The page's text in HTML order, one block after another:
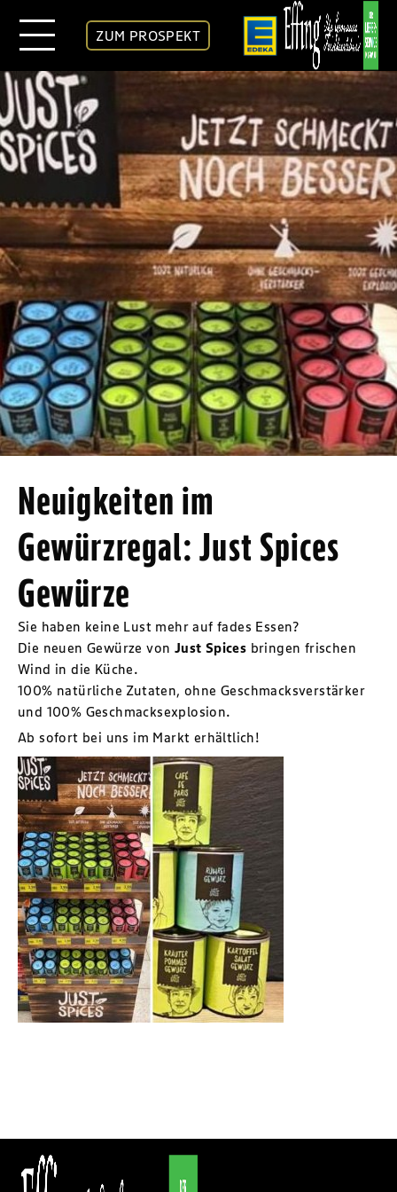
ZUM PROSPEKT
Neuigkeiten im
Gewürzregal: Just Spices
Gewürze
Sie haben keine Lust mehr auf fades Essen?
Die neuen Gewürze von Just Spices bringen frischen
Wind in die Küche.
100% natürliche Zutaten, ohne Geschmacksverstärker
und 100% Geschmacksexplosion.
Ab sofort bei uns im Markt erhältlich!